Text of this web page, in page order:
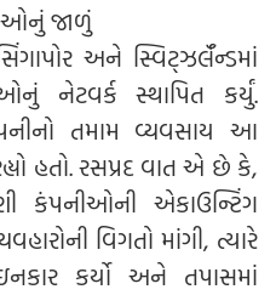
જાળું
અને સ્વિટ્ઝર્લૅન્ડમાં
નેટવર્ક સ્થાપિત કર્યું.
તમામ વ્યવસાય આ
હતો. રસપ્રદ વાત એ છે કે,
કંપનીઓની એકાઉન્ટિંગ
વિગતો માંગી, ત્યારે
કર્યો અને તપાસમાં